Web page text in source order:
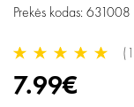
Prekės kodas: 631008
7.99€